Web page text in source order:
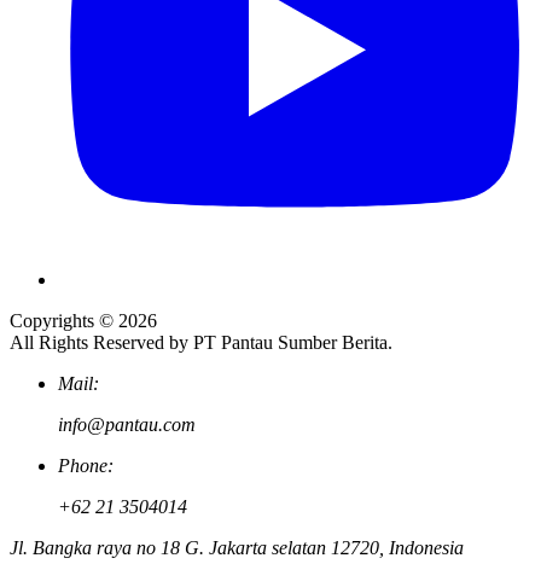
Copyrights © 2026
All Rights Reserved by PT Pantau Sumber Berita.
Mail:
info@pantau.com
Phone:
+62 21 3504014
Jl. Bangka raya no 18 G. Jakarta selatan 12720, Indonesia